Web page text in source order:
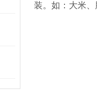
装。如：大米